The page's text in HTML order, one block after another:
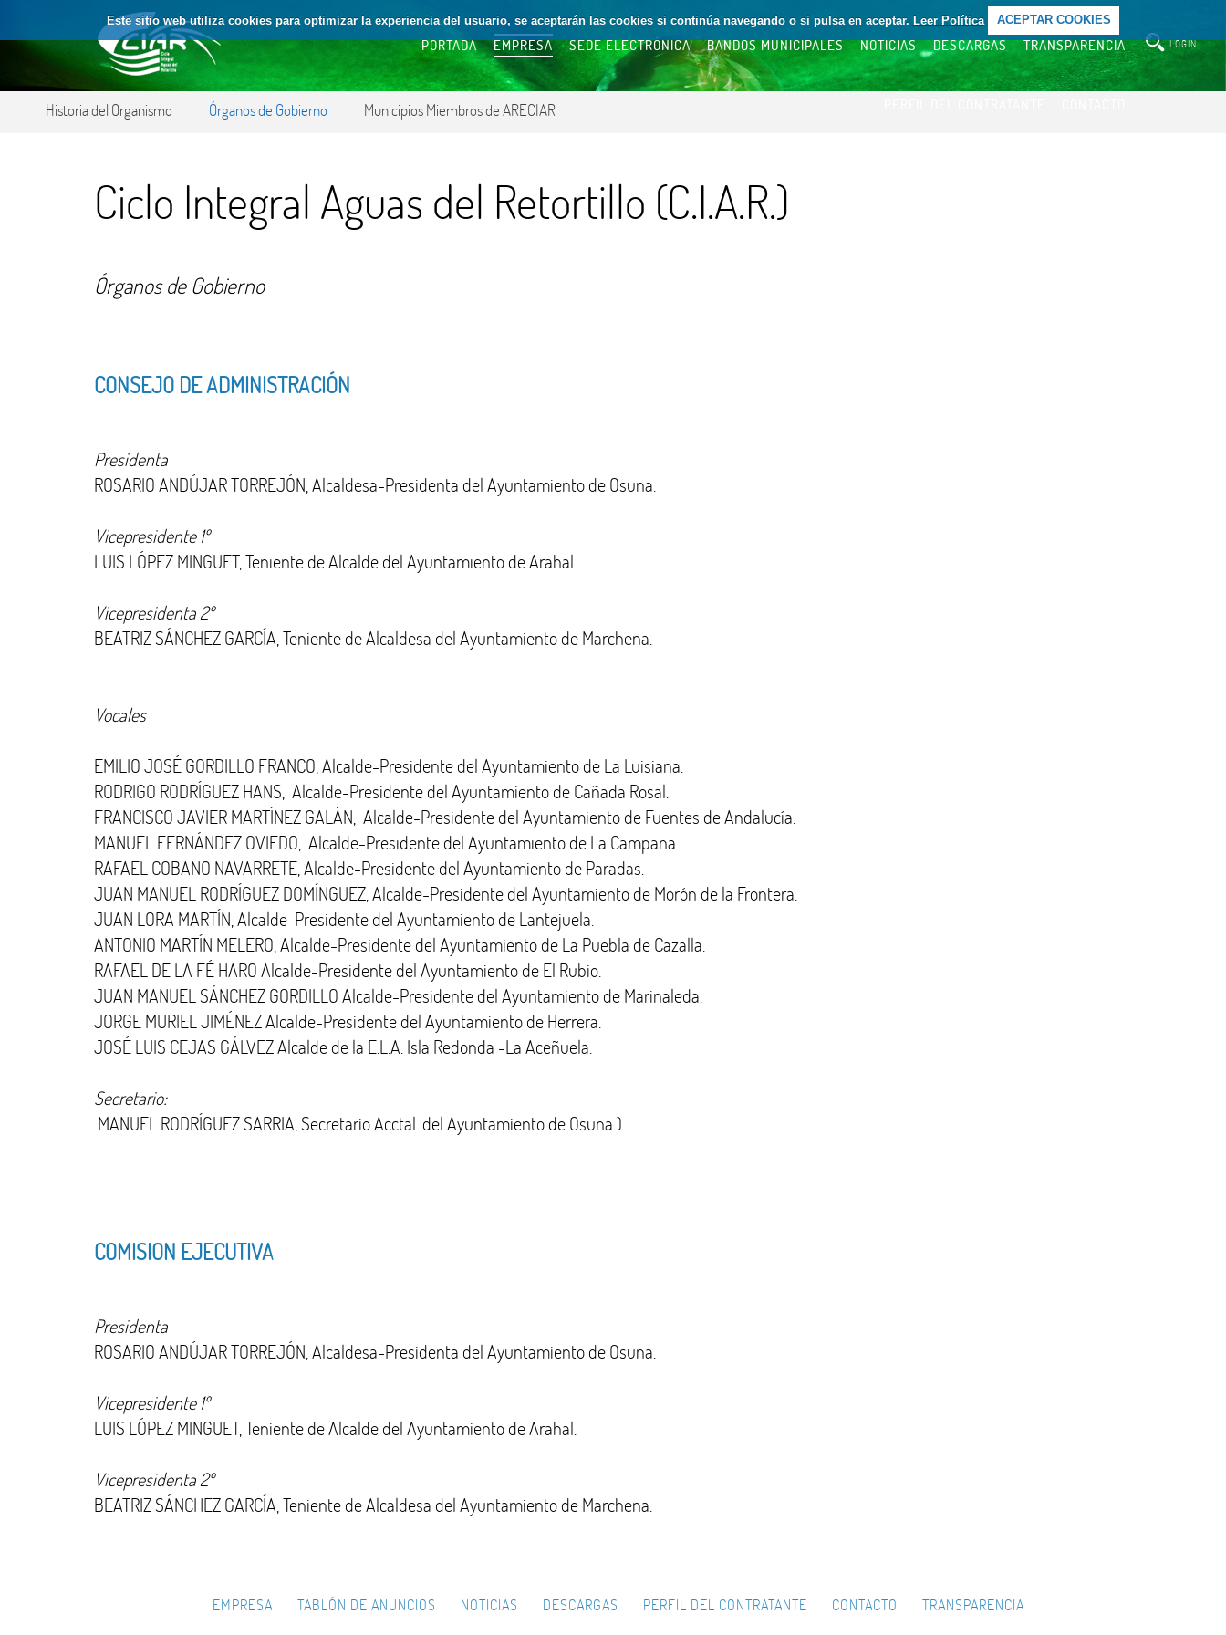
Este sitio web utiliza cookies para optimizar la experiencia del usuario, se aceptarán las cookies si continúa navegando o si pulsa en aceptar. Leer Política ACEPTAR COOKIES
PORTADA EMPRESA SEDE ELECTRÓNICA BANDOS MUNICIPALES NOTICIAS DESCARGAS TRANSPARENCIA LOGIN
Historia del Organismo Órganos de Gobierno Municipios Miembros de ARECIAR
Ciclo Integral Aguas del Retortillo (C.I.A.R.)
Órganos de Gobierno
CONSEJO DE ADMINISTRACIÓN
Presidenta
ROSARIO ANDÚJAR TORREJÓN, Alcaldesa-Presidenta del Ayuntamiento de Osuna.
Vicepresidente 1º
LUIS LÓPEZ MINGUET, Teniente de Alcalde del Ayuntamiento de Arahal.
Vicepresidenta 2º
BEATRIZ SÁNCHEZ GARCÍA, Teniente de Alcaldesa del Ayuntamiento de Marchena.
Vocales
EMILIO JOSÉ GORDILLO FRANCO, Alcalde-Presidente del Ayuntamiento de La Luisiana.
RODRIGO RODRÍGUEZ HANS, Alcalde-Presidente del Ayuntamiento de Cañada Rosal.
FRANCISCO JAVIER MARTÍNEZ GALÁN, Alcalde-Presidente del Ayuntamiento de Fuentes de Andalucía.
MANUEL FERNÁNDEZ OVIEDO, Alcalde-Presidente del Ayuntamiento de La Campana.
RAFAEL COBANO NAVARRETE, Alcalde-Presidente del Ayuntamiento de Paradas.
JUAN MANUEL RODRÍGUEZ DOMÍNGUEZ, Alcalde-Presidente del Ayuntamiento de Morón de la Frontera.
JUAN LORA MARTÍN, Alcalde-Presidente del Ayuntamiento de Lantejuela.
ANTONIO MARTÍN MELERO, Alcalde-Presidente del Ayuntamiento de La Puebla de Cazalla.
RAFAEL DE LA FÉ HARO Alcalde-Presidente del Ayuntamiento de El Rubio.
JUAN MANUEL SÁNCHEZ GORDILLO Alcalde-Presidente del Ayuntamiento de Marinaleda.
JORGE MURIEL JIMÉNEZ Alcalde-Presidente del Ayuntamiento de Herrera.
JOSÉ LUIS CEJAS GÁLVEZ Alcalde de la E.L.A. Isla Redonda -La Aceñuela.
Secretario:
MANUEL RODRÍGUEZ SARRIA, Secretario Acctal. del Ayuntamiento de Osuna )
COMISION EJECUTIVA
Presidenta
ROSARIO ANDÚJAR TORREJÓN, Alcaldesa-Presidenta del Ayuntamiento de Osuna.
Vicepresidente 1º
LUIS LÓPEZ MINGUET, Teniente de Alcalde del Ayuntamiento de Arahal.
Vicepresidenta 2º
BEATRIZ SÁNCHEZ GARCÍA, Teniente de Alcaldesa del Ayuntamiento de Marchena.
EMPRESA TABLÓN DE ANUNCIOS NOTICIAS DESCARGAS PERFIL DEL CONTRATANTE CONTACTO TRANSPARENCIA